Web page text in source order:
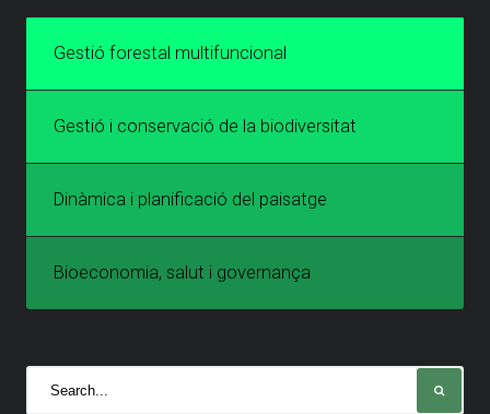
Gestió forestal multifuncional
Gestió i conservació de la biodiversitat
Dinàmica i planificació del paisatge
Bioeconomia, salut i governança